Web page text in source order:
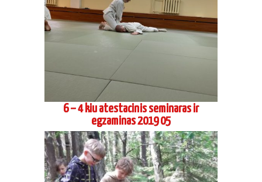
6 – 4 kiu atestacinis seminaras ir
egzaminas 2019 05